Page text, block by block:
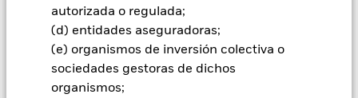
autorizada o regulada;
(d) entidades aseguradoras;
(e) organismos de inversión colectiva o
sociedades gestoras de dichos
organismos;
Los mercados emergentes suelen ser más sensibles a las
condiciones económicas y políticas que los mercados
desarrollados. Entre otros factores se encuentra un mayor
transmisión de activos, fallos/retrasos en la entrega de
valores o pagos debidos al Fondo, y también riesgos